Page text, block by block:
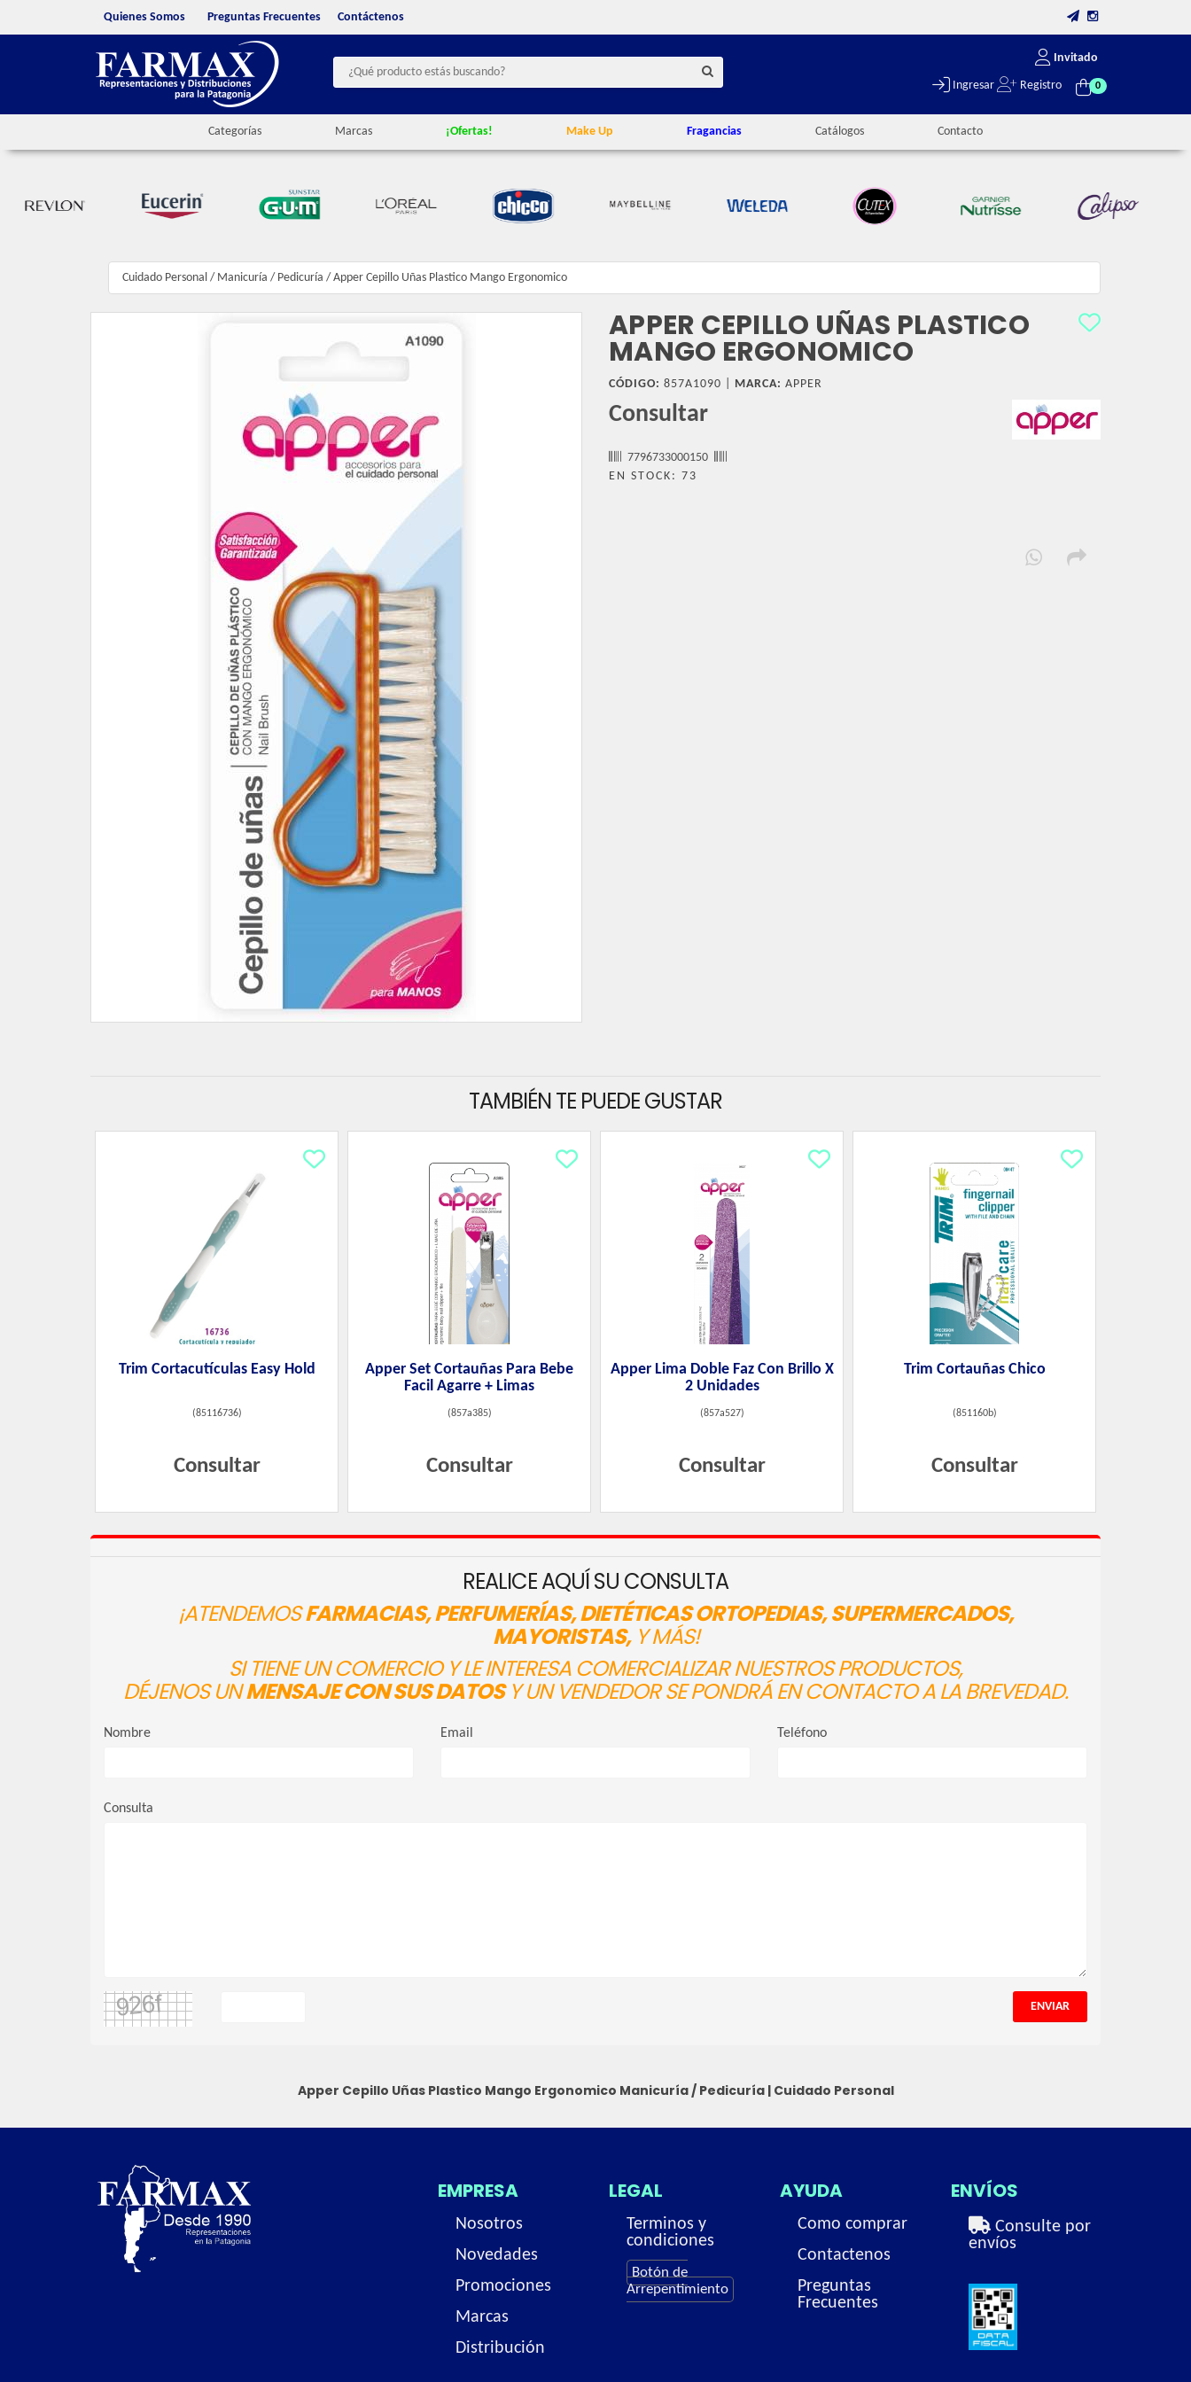
Quienes Somos Preguntas Frecuentes Contáctenos
Invitado
Ingresar Registro 0
Categorías Marcas ¡Ofertas! Make Up Fragancias Catálogos Contacto
Cuidado Personal / Manicuría / Pedicuría / Apper Cepillo Uñas Plastico Mango Ergonomico
APPER CEPILLO UÑAS PLASTICO
MANGO ERGONOMICO
CÓDIGO: 857A1090 | MARCA: APPER
Consultar
7796733000150
EN STOCK: 73
TAMBIÉN TE PUEDE GUSTAR
Trim Cortacutículas Easy Hold
(85116736)
Consultar
Apper Set Cortauñas Para Bebe
Facil Agarre + Limas
(857a385)
Consultar
Apper Lima Doble Faz Con Brillo X
2 Unidades
(857a527)
Consultar
Trim Cortauñas Chico
(851160b)
Consultar
REALICE AQUÍ SU CONSULTA
¡ATENDEMOSFARMACIAS, PERFUMERÍAS, DIETÉTICAS ORTOPEDIAS, SUPERMERCADOS,
MAYORISTAS,Y MÁS!
SI TIENE UN COMERCIO Y LE INTERESA COMERCIALIZAR NUESTROS PRODUCTOS,
DÉJENOS UNMENSAJE CON SUS DATOSY UN VENDEDOR SE PONDRÁ EN CONTACTO A LA BREVEDAD.
Nombre Email Teléfono
Consulta
ENVIAR
Apper Cepillo Uñas Plastico Mango Ergonomico Manicuría / Pedicuría| Cuidado Personal
EMPRESA
Nosotros
Novedades
Promociones
Marcas
Distribución
LEGAL
Terminos y
condiciones
Botón de
Arrepentimiento
AYUDA
Como comprar
Contactenos
Preguntas
Frecuentes
ENVÍOS
Consulte por
envíos